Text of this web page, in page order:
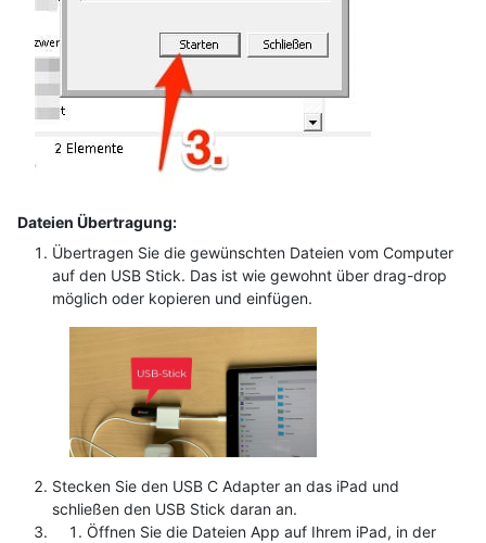
Dateien Übertragung:
Übertragen Sie die gewünschten Dateien vom Computer
auf den USB Stick. Das ist wie gewohnt über drag-drop
möglich oder kopieren und einfügen.
Stecken Sie den USB C Adapter an das iPad und
schließen den USB Stick daran an.
Öffnen Sie die Dateien App auf Ihrem iPad, in der